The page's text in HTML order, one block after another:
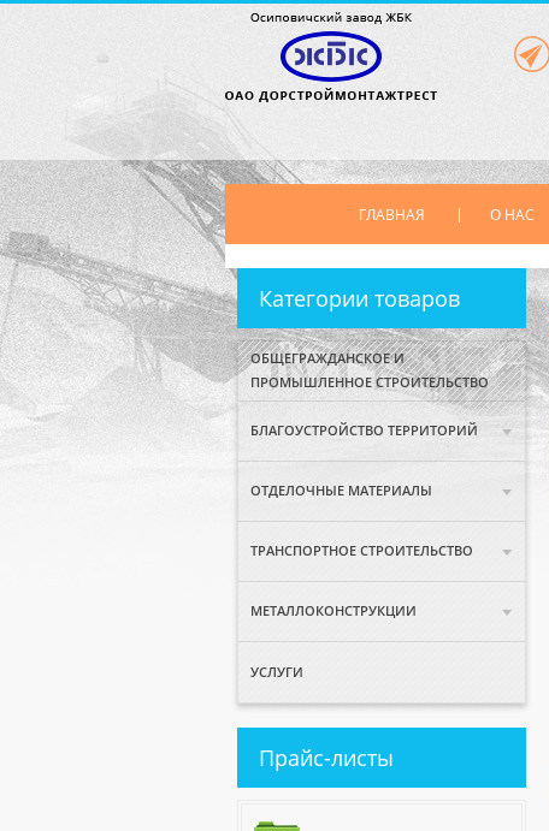
ГЛАВНАЯ О НАС
Категории товаров
ОБЩЕГРАЖДАНСКОЕ И
ПРОМЫШЛЕННОЕ СТРОИТЕЛЬСТВО
БЛАГОУСТРОЙСТВО ТЕРРИТОРИЙ
ОТДЕЛОЧНЫЕ МАТЕРИАЛЫ
ТРАНСПОРТНОЕ СТРОИТЕЛЬСТВО
МЕТАЛЛОКОНСТРУКЦИИ
УСЛУГИ
Прайс-листы